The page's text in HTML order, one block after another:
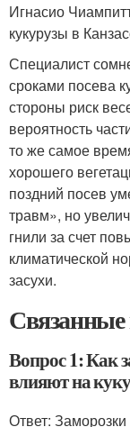
Игнасио
кукурузы в
Специалист
сроками посева
стороны риск
вероятность
то же самое
хорошего
поздний посев
травм», но
гнили за счет
климатической
засухи.
Вопрос 1: Как
влияют на
Ответ: